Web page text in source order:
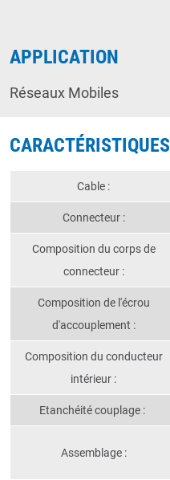
APPLICATION
Réseaux Mobiles
CARACTÉRISTIQUES
Cable :
Connecteur :
Composition du corps de
connecteur :
Composition de l'écrou
d'accouplement :
Composition du conducteur
intérieur :
Etanchéité couplage :
Assemblage :